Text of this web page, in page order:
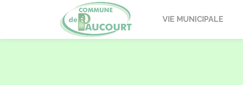
PaucourtVIE MUNICIPALE